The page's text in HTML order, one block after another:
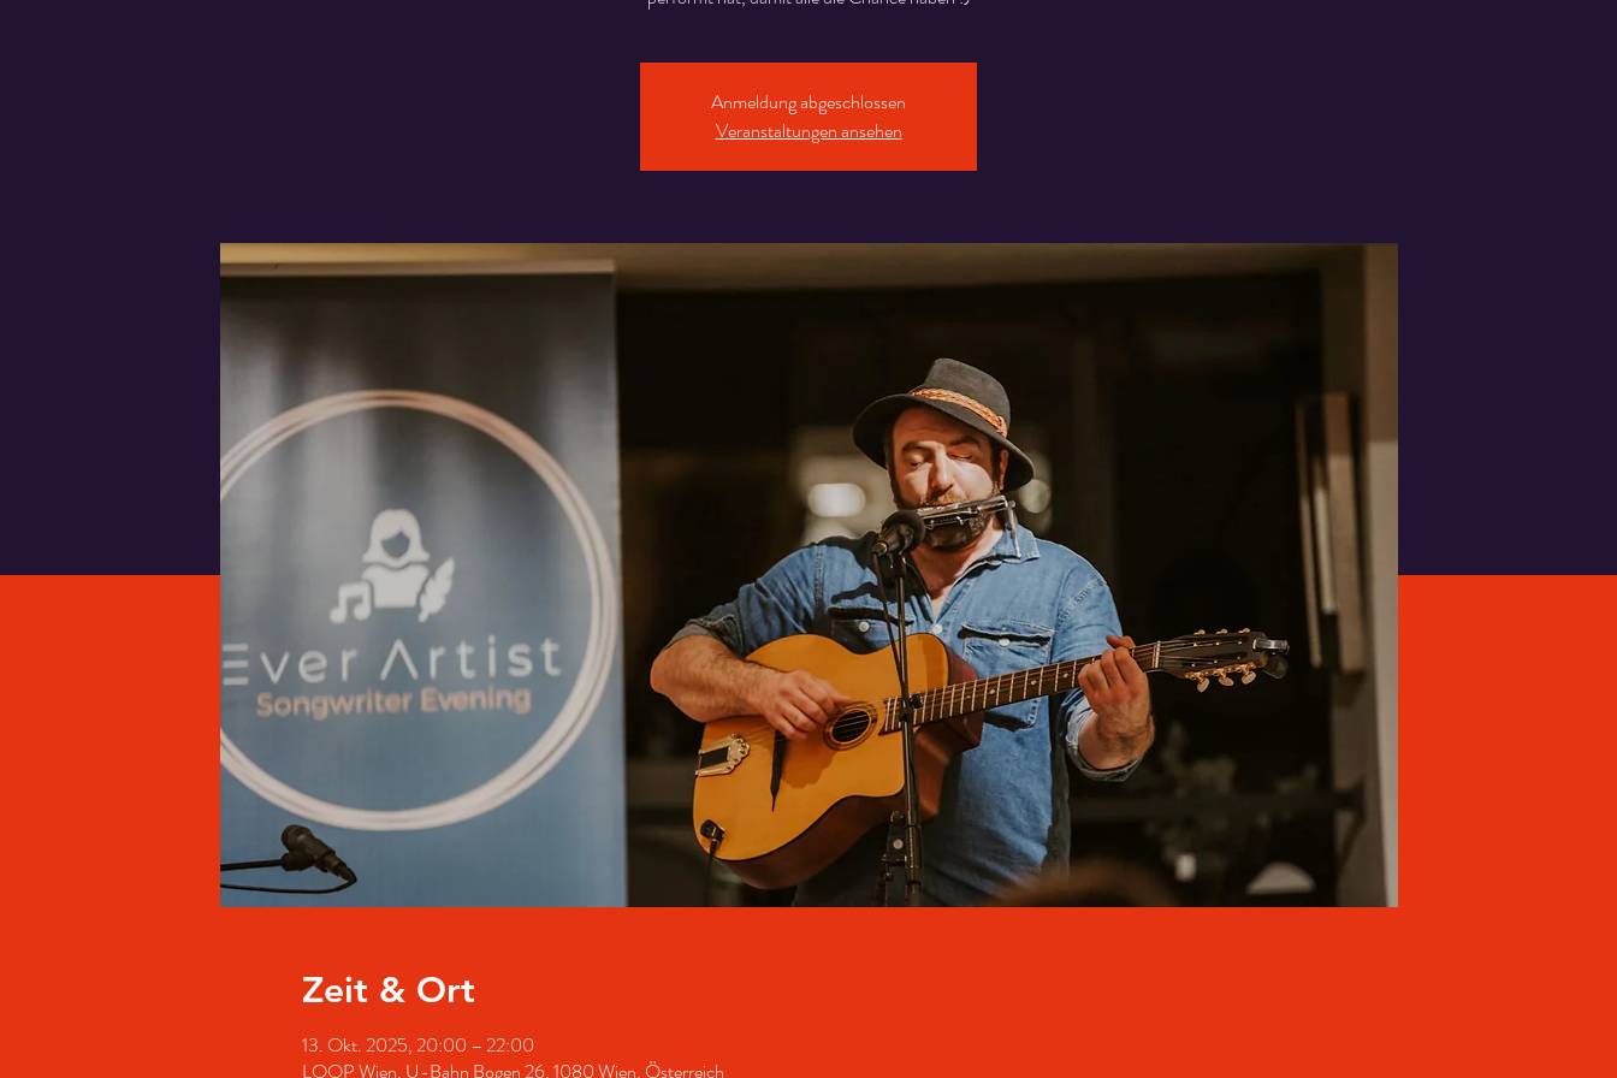
Anmeldung abgeschlossen
Veranstaltungen ansehen
Zeit & Ort
13. Okt. 2025, 20:00 – 22:00
LOOP Wien, U-Bahn Bogen 26, 1080 Wien, Österreich